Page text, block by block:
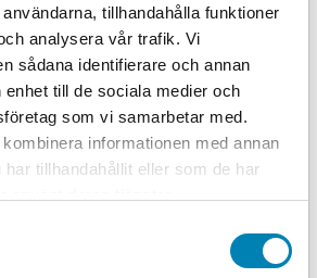
tillhandahålla funktioner
analysera vår trafik. Vi
sådana identifierare och annan
enhet till de sociala medier och
som vi samarbetar med.
informationen med annan
tillhandahållit eller som de har
Varningsskylt
Kabel för
starkström
Från:45,00kr 36,00
momsex. moms
Välj
alternativ
Den här
alternativen kan väljas på